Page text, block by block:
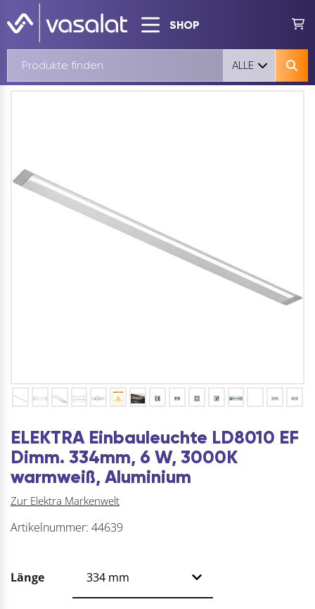
SHOP
ALLE
ELEKTRA Einbauleuchte LD8010 EF
Dimm. 334mm, 6 W, 3000K
warmweiß, Aluminium
Zur Elektra Markenwelt
Artikelnummer: 44639
Länge